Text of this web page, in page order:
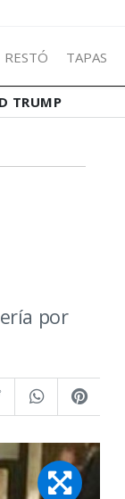
RESTÓ TAPAS
TRUMP
por